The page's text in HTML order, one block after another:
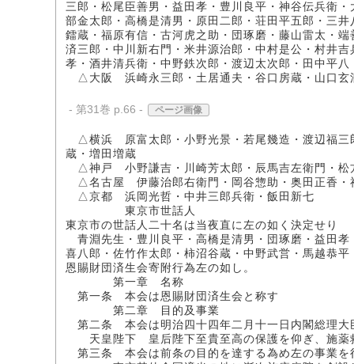
三郎・松尾臣善男・益田孝・豊川良平・神谷伝兵衛
部金太郎・高橋是清男・原田二郎・荘田平五郎・三
鐳蔵・福原有信・古河虎之助・団琢磨・藤山雷太・
済三郎・中川新右門・米井源治郎・中村是公・村井
孝・酒井清兵衛・中野鉄次郎・渡辺太次郎・田中平八
△大阪 浜崎永三郎・土居通夫・谷口房蔵・山口玄
- 第31巻 p.66 - ページ画像
△横浜 原富太郎・小野光景・若尾幾造・渡辺福三
蔵・増田増蔵
△神戸 小野謙吉・川崎芳太郎・辰馬吉左衛門・松
△名古屋 伊藤治郎右衛門・岡谷惣助・奥田正香・
△京都 浜岡光哲・中井三郎兵衛・飯田新七
東京市世話人
東京市の世話人二十名は当夜直に左の如く決定せり
青淵先生・豊川良平・高橋是清男・団琢磨・益田
喜八郎・佐竹作太郎・柿沼谷蔵・中野武営・馬越恭
恩賜財団済生会寄附行為左の如し。
第一章 名称
第一条 本会は恩賜財団済生会と称す
第二章 目的及事業
第二条 本会は明治四十四年二月十一日内閣総理大
天皇陛下 皇后陛下至貴至高の保護を仰ぎ、施薬
第三条 本会は前条の目的を達する為め左の事業を